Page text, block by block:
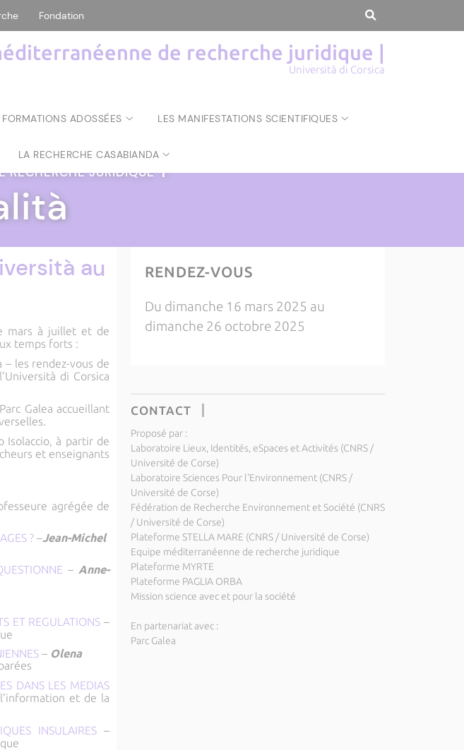
Fondation
de recherche juridique |
Università di Corsica
FORMATIONS ADOSSÉES LES MANIFESTATIONS SCIENTIFIQUES
LA RECHERCHE CASABIANDA
RECHERCHE JURIDIQUE|
au
mars à juillet et de
temps forts :
– les rendez-vous de
di Corsica
Galea accueillant
Isolaccio, à partir de
et enseignants
agrégée de
? –Jean-Michel
– Anne-
ET REGULATIONS –
– Olena
DANS LES MEDIAS
l'information et de la
INSULAIRES –
RENDEZ-VOUS
Du dimanche 16 mars 2025 au
dimanche 26 octobre 2025
CONTACT
Proposé par :
Laboratoire Lieux, Identités, eSpaces et Activités (CNRS /
Université de Corse)
Laboratoire Sciences Pour l'Environnement (CNRS /
Université de Corse)
Fédération de Recherche Environnement et Société (CNRS
/ Université de Corse)
Plateforme STELLA MARE (CNRS / Université de Corse)
Equipe méditerranéenne de recherche juridique
Plateforme MYRTE
Plateforme PAGLIA ORBA
Mission science avec et pour la société
En partenariat avec :
Parc Galea